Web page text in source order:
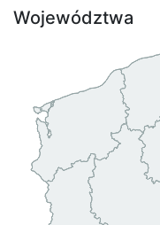
Województwa